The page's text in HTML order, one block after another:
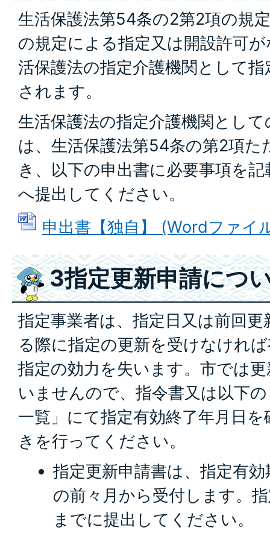
生活保護法第54条の2第2項の規
の規定による指定又は開設許可
活保護法の指定介護機関として
されます。
生活保護法の指定介護機関とし
は、生活保護法第54条の第2項た
き、以下の申出書に必要事項を
へ提出してください。
申出書【独自】 (Wordファイ
3指定更新申請につ
指定事業者は、指定日又は前回
る際に指定の更新を受けなけれ
指定の効力を失います。市では
いませんので、指令書又は以下
一覧」にて指定有効終了年月日
きを行ってください。
指定更新申請書は、指定有
の前々月から受付します。
までに提出してください。